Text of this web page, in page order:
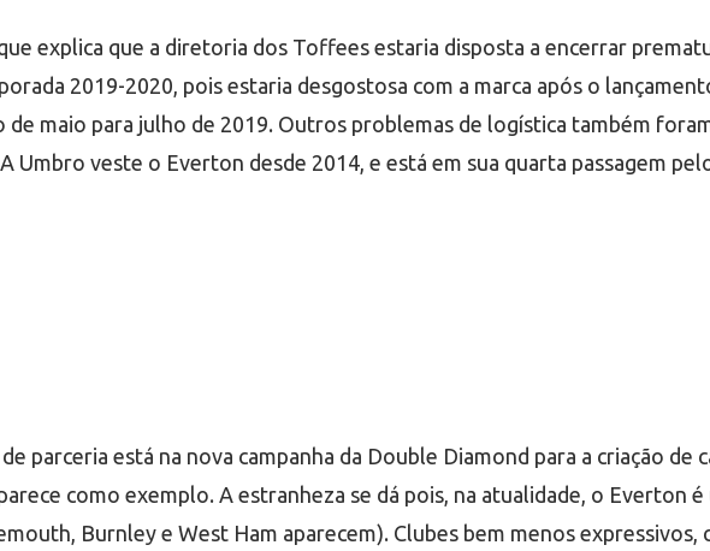
explica que a diretoria dos Toffees estaria disposta a encerrar
2019-2020, pois estaria desgostosa com a marca após o
maio para julho de 2019. Outros problemas de logística também
Umbro veste o Everton desde 2014, e está em sua quarta passagem
parceria está na nova campanha da Double Diamond para a criação de
como exemplo. A estranheza se dá pois, na atualidade, o Everton
Burnley e West Ham aparecem). Clubes bem menos expressivos,